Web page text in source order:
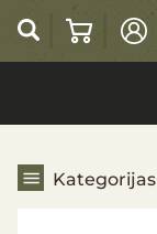
Kategorijas